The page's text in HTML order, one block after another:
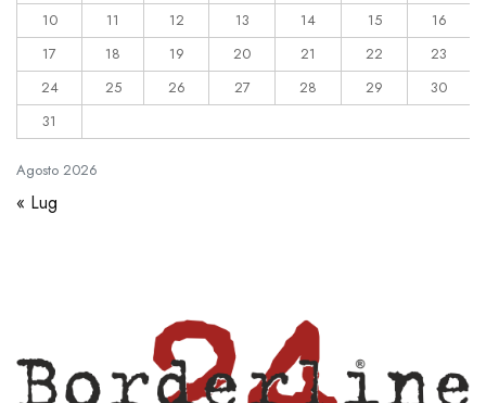
Agosto 2026
10
11 12 13 14 15
16
17
18 19 20 21 22
23
24
25 26 27 28 29
30
31
« Lug